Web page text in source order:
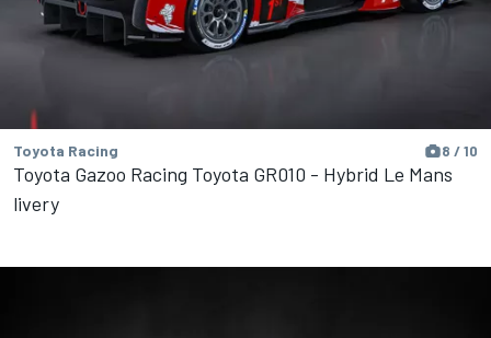
Toyota Racing 8 / 10
Toyota Gazoo Racing Toyota GR010 - Hybrid Le Mans
livery